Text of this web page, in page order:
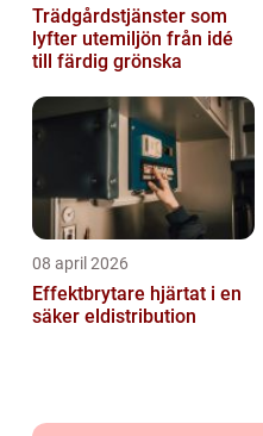
Trädgårdstjänster som
lyfter utemiljön från idé
till färdig grönska
08 april 2026
Effektbrytare hjärtat i en
säker eldistribution